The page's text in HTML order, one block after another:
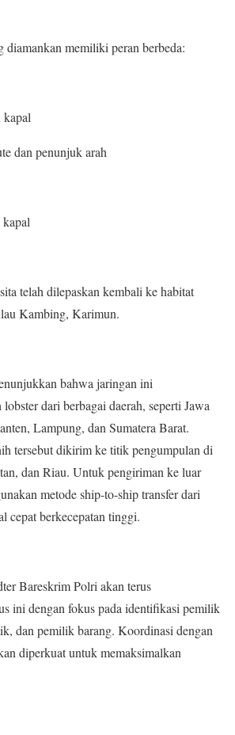
diamankan memiliki peran berbeda:
kapal
dan penunjuk arah
telah dilepaskan kembali ke habitat
Kambing, Karimun.
bahwa jaringan ini
dari berbagai daerah, seperti Jawa
Lampung, dan Sumatera Barat.
tersebut dikirim ke titik pengumpulan di
dan Riau. Untuk pengiriman ke luar
metode ship-to-ship transfer dari
cepat berkecepatan tinggi.
Bareskrim Polri akan terus
ini dengan fokus pada identifikasi pemilik
dan pemilik barang. Koordinasi dengan
diperkuat untuk memaksimalkan